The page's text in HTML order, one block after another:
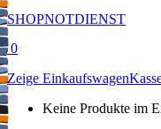
SHOPNOTDIENST
0
Zeige Einkaufswagen
Keine Produkte im